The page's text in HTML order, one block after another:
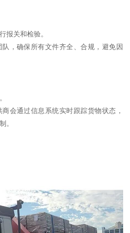
报关和检验。
，确保所有文件齐全、合规，避免因
会通过信息系统实时跟踪货物状态，
。